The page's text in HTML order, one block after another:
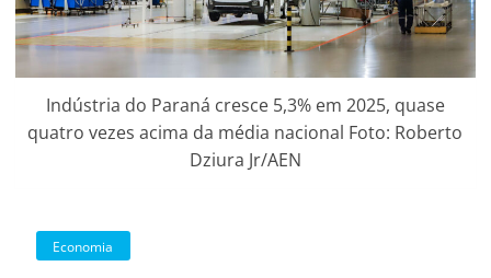
Indústria do Paraná cresce 5,3% em 2025, quase
quatro vezes acima da média nacional Foto: Roberto
Dziura Jr/AEN
Economia